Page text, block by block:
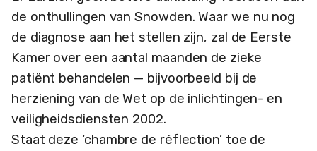
de onthullingen van Snowden. Waar we nu nog
de diagnose aan het stellen zijn, zal de Eerste
Kamer over een aantal maanden de zieke
patiënt behandelen — bijvoorbeeld bij de
herziening van de Wet op de inlichtingen- en
veiligheidsdiensten 2002.
Staat deze ‘chambre de réflection’ toe de